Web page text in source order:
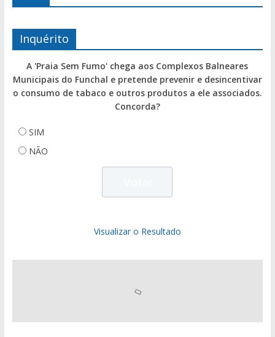
Inquérito
A 'Praia Sem Fumo' chega aos Complexos Balneares
Municipais do Funchal e pretende prevenir e desincentivar
o consumo de tabaco e outros produtos a ele associados.
Concorda?
SIM
NÃO
Visualizar o Resultado